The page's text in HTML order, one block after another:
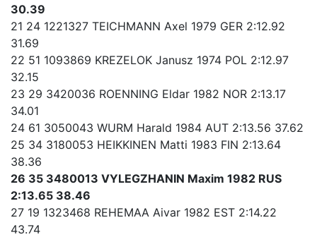
30.39
21 24 1221327 TEICHMANN Axel 1979 GER 2:12.92
31.69
22 51 1093869 KREZELOK Janusz 1974 POL 2:12.97
32.15
23 29 3420036 ROENNING Eldar 1982 NOR 2:13.17
34.01
24 61 3050043 WURM Harald 1984 AUT 2:13.56 37.62
25 34 3180053 HEIKKINEN Matti 1983 FIN 2:13.64
38.36
26 35 3480013 VYLEGZHANIN Maxim 1982 RUS
2:13.65 38.46
27 19 1323468 REHEMAA Aivar 1982 EST 2:14.22
43.74